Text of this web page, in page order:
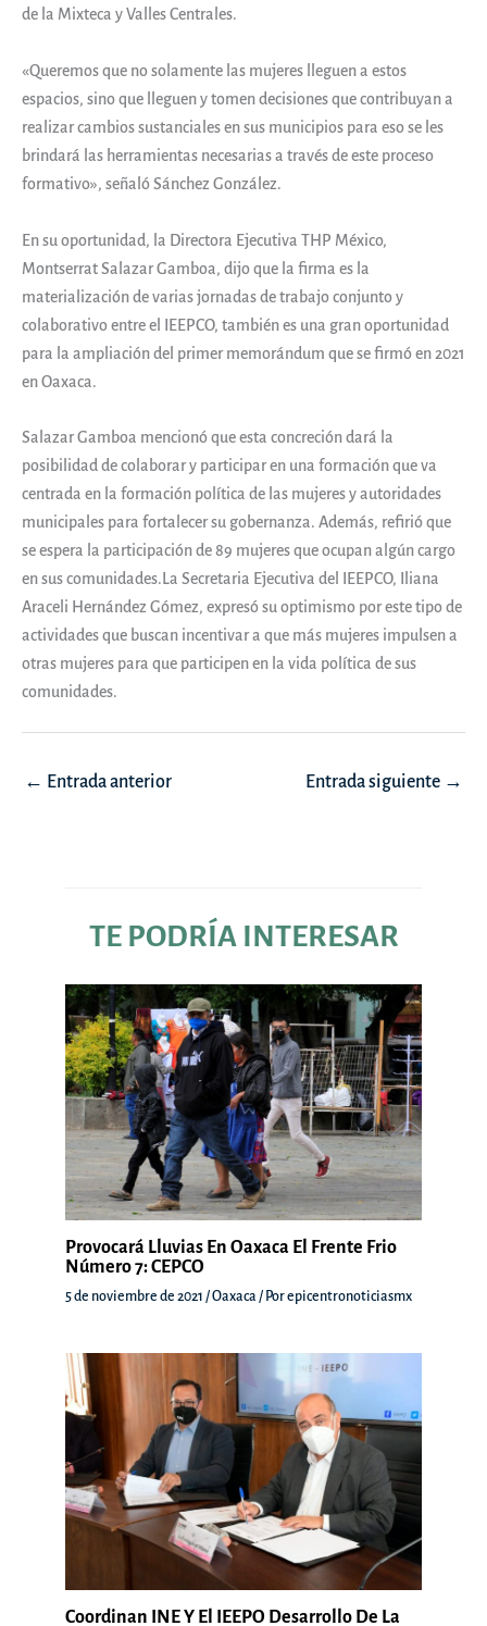
de la Mixteca y Valles Centrales.
«Queremos que no solamente las mujeres lleguen a estos
espacios, sino que lleguen y tomen decisiones que contribuyan a
realizar cambios sustanciales en sus municipios para eso se les
brindará las herramientas necesarias a través de este proceso
formativo», señaló Sánchez González.
En su oportunidad, la Directora Ejecutiva THP México,
Montserrat Salazar Gamboa, dijo que la firma es la
materialización de varias jornadas de trabajo conjunto y
colaborativo entre el IEEPCO, también es una gran oportunidad
para la ampliación del primer memorándum que se firmó en 2021
en Oaxaca.
Salazar Gamboa mencionó que esta concreción dará la
posibilidad de colaborar y participar en una formación que va
centrada en la formación política de las mujeres y autoridades
municipales para fortalecer su gobernanza. Además, refirió que
se espera la participación de 89 mujeres que ocupan algún cargo
en sus comunidades.La Secretaria Ejecutiva del IEEPCO, Iliana
Araceli Hernández Gómez, expresó su optimismo por este tipo de
actividades que buscan incentivar a que más mujeres impulsen a
otras mujeres para que participen en la vida política de sus
comunidades.
Navegación
← Entrada anterior Entrada siguiente →
TE PODRÍA INTERESAR
Provocará Lluvias En Oaxaca El Frente Frio
Número 7: CEPCO
5 de noviembre de 2021 /Oaxaca / Porepicentronoticiasmx
Coordinan INE Y El IEEPO Desarrollo De La